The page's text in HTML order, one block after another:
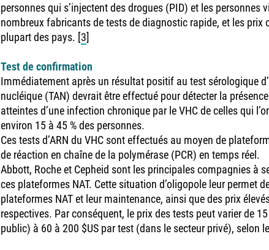
personnes qui s’injectent des drogues (PID) et les personnes
nombreux fabricants de tests de diagnostic rapide, et les prix
plupart des pays. [3]
Test de confirmation
Immédiatement après un résultat positif au test sérologique
nucléique (TAN) devrait être effectué pour détecter la
atteintes d’une infection chronique par le VHC de celles qui
environ 15 à 45 % des personnes.
Ces tests d’ARN du VHC sont effectués au moyen de
de réaction en chaîne de la polymérase (PCR) en temps réel.
Abbott, Roche et Cepheid sont les principales compagnies à
ces plateformes NAT. Cette situation d’oligopole leur permet
plateformes NAT et leur maintenance, ainsi que des prix
respectives. Par conséquent, le prix des tests peut varier de
public) à 60 à 200 $US par test (dans le secteur privé), selon